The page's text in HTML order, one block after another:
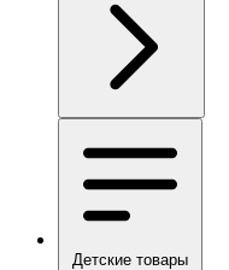
Детские товары